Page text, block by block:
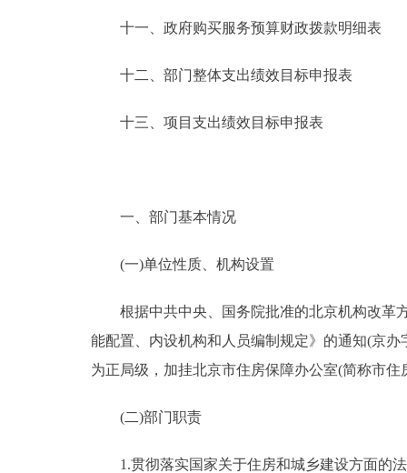
十一、政府购买服务预算财政拨款明细表
十二、部门整体支出绩效目标申报表
十三、项目支出绩效目标申报表
一、部门基本情况
(一)单位性质、机构设置
根据中共中央、国务院批准的北京机构改革方
能配置、内设机构和人员编制规定》的通知(京
为正局级，加挂北京市住房保障办公室(简称市
(二)部门职责
1.贯彻落实国家关于住房和城乡建设方面的法